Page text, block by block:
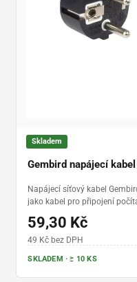
Skladem
Gembird napájecí
Napájecí síťový kabel
jako kabel pro připojení
59,30 Kč
49 Kč bez DPH
SKLADEM · ≥ 10 KS